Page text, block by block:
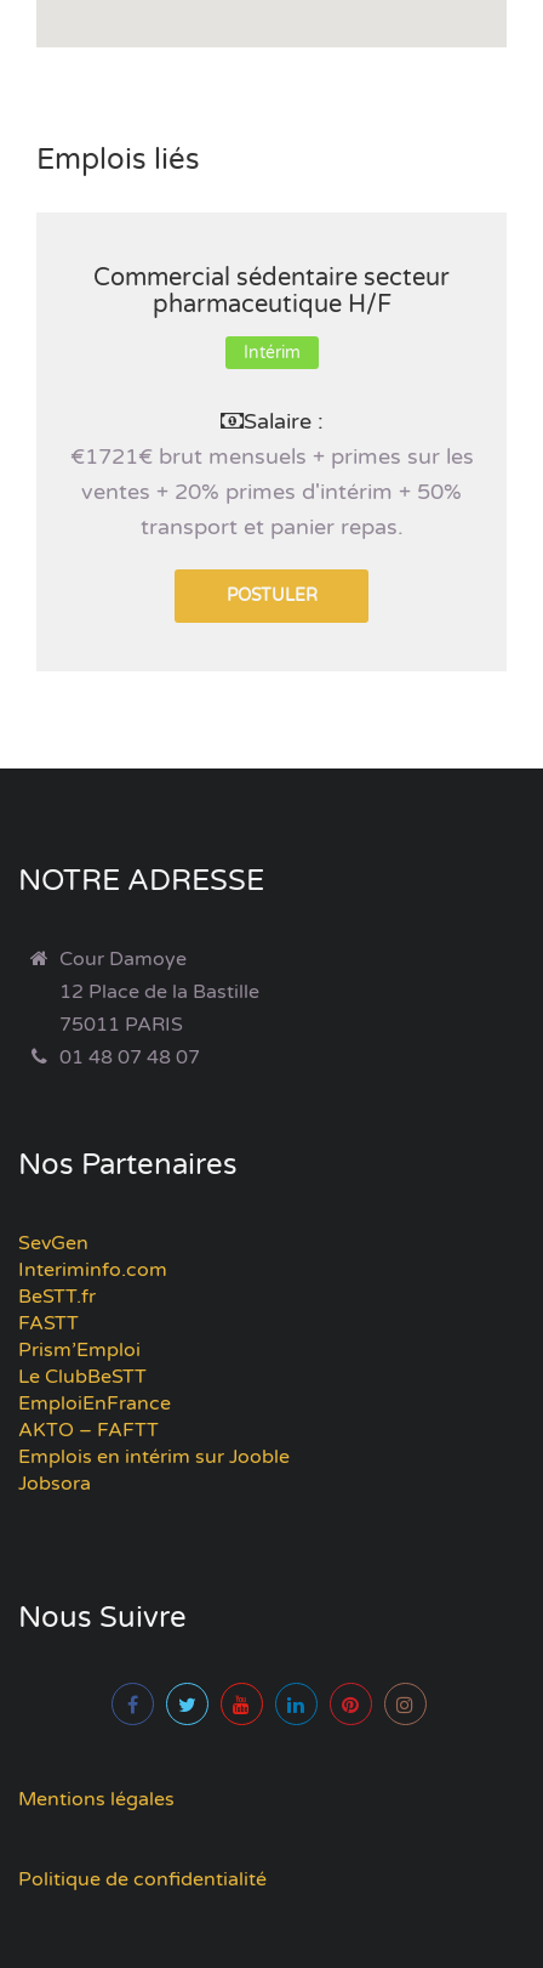
Emplois liés
Commercial sédentaire secteur
pharmaceutique H/F
Intérim
Salaire :
€1721€ brut mensuels + primes sur les
ventes + 20% primes d'intérim + 50%
transport et panier repas.
POSTULER
NOTRE ADRESSE
Cour Damoye
12 Place de la Bastille
75011 PARIS
01 48 07 48 07
Nos Partenaires
SevGen
Interiminfo.com
BeSTT.fr
FASTT
Prism’Emploi
Le ClubBeSTT
EmploiEnFrance
AKTO – FAFTT
Emplois en intérim sur Jooble
Jobsora
Nous Suivre
Mentions légales
Politique de confidentialité